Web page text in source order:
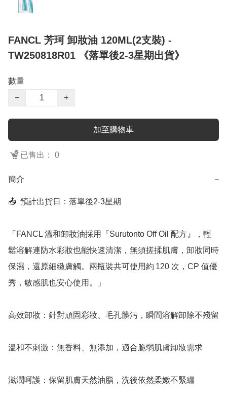
FANCL 芳珂 卸妝油 120ML(2支裝) -
TW250818R01 《落單後2-3星期出貨》
數量
−
+
加至購物車
已售出： 0
簡介 −
📤  預計出貨日：落單後2-3星期
「FANCL 溫和卸妝油採用『Surutonto Off Oil 配方』，輕
鬆溶解連防水彩妝也能快速清潔，無須搓揉肌膚，卸妝同時
保濕，還原細緻膚觸。兩瓶裝共可使用約 120 次，CP 值優
秀，敏感肌也安心使用。」
高效卸妝：針對頑固彩妝、毛孔髒污，瞬間溶解卸除不殘留
溫和不刺激：無香料、無添加，適合脆弱肌膚卸妝需求
滋潤呵護：保留肌膚天然油脂，洗後依然柔嫩不緊繃